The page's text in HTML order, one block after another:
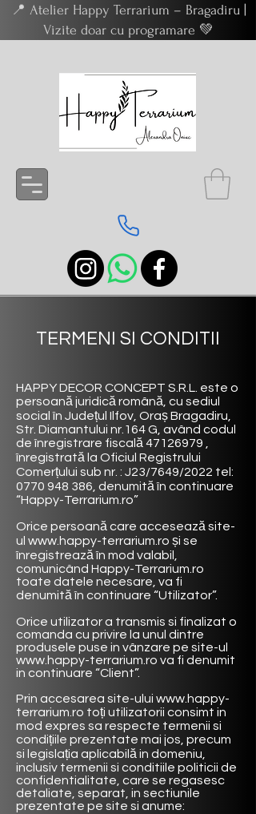
📍 Atelier Happy Terrarium – Bragadiru |
Vizite doar cu programare 💚
TERMENI SI CONDITII
HAPPY DECOR CONCEPT S.R.L. este o
persoană juridică română, cu sediul
social în Județul Ilfov, Oraș Bragadiru,
Str. Diamantului nr.164 G, având codul
de înregistrare fiscală47126979 ,
înregistrată la Oficiul Registrului
Comerțului sub nr. : J23/7649/2022 tel:
0770 948 386, denumită în continuare
“Happy-Terrarium.ro”
Orice persoană care accesează site-
ul www.happy-terrarium.ro și se
înregistrează în mod valabil,
comunicând Happy-Terrarium.ro
toate datele necesare, va fi
denumită în continuare “Utilizator”.
Orice utilizator a transmis si finalizat o
comanda cu privire la unul dintre
produsele puse in vânzare pe site-ul
www.happy-terrarium.ro va fi denumit
in continuare “Client”.
Prin accesarea site-ului www.happy-
terrarium.ro toți utilizatorii consimt in
mod expres sa respecte termenii si
condițiile prezentate mai jos, precum
si legislația aplicabilă in domeniu,
inclusiv termenii si conditiile politicii de
confidentialitate, care se regasesc
detaliate, separat, in sectiunile
prezentate pe site si anume: